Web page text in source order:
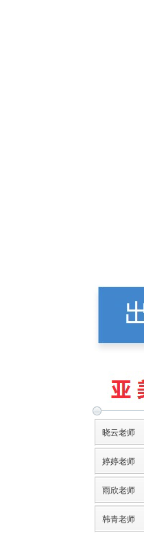
晓云老师
婷婷老师
雨欣老师
韩青老师